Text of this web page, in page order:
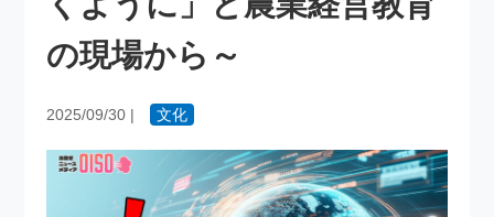
の現場から～
2025/09/30 | 文化